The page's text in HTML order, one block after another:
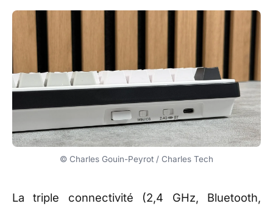
© Charles Gouin-Peyrot / Charles Tech
La triple connectivité (2,4 GHz, Bluetooth,